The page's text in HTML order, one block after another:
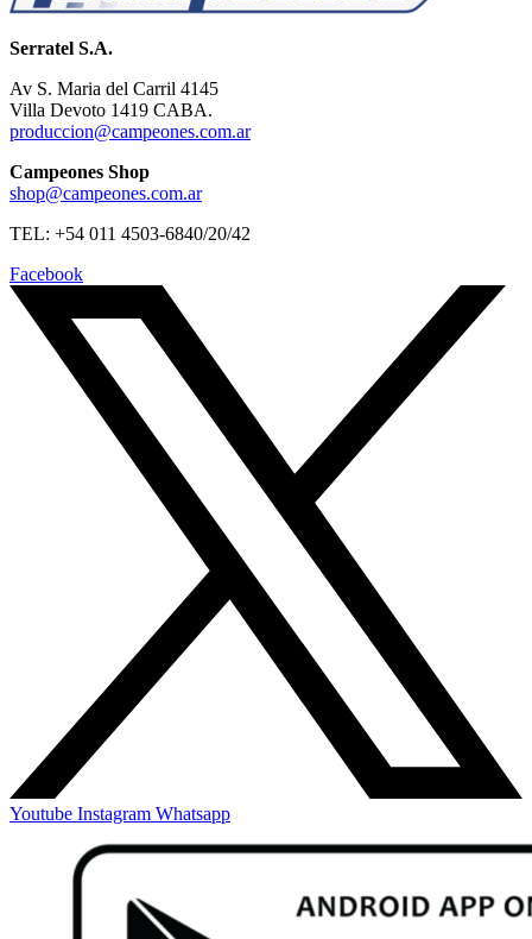
Serratel S.A.
Av S. Maria del Carril 4145
Villa Devoto 1419 CABA.
produccion@campeones.com.ar
Campeones Shop
shop@campeones.com.ar
TEL: +54 011 4503-6840/20/42
Facebook
Youtube Instagram Whatsapp